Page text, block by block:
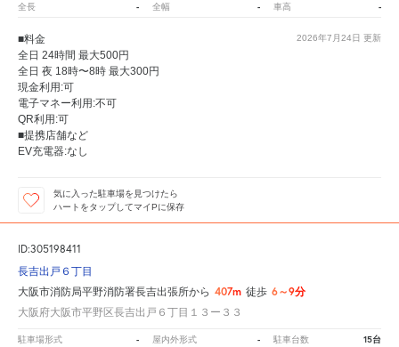
全長 - 全幅 - 車高 -
2026年7月24日 更新
■料金
全日 24時間 最大500円
全日 夜 18時〜8時 最大300円
現金利用:可
電子マネー利用:不可
QR利用:可
■提携店舗など
EV充電器:なし
気に入った駐車場を見つけたら
ハートをタップしてマイPに保存
ID:305198411
長吉出戸６丁目
大阪市消防局平野消防署長吉出張所から 407m 徒歩 6～9分
大阪府大阪市平野区長吉出戸６丁目１３ー３３
駐車場形式 - 屋内外形式 - 駐車台数 15台